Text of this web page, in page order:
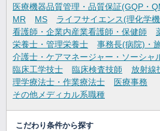
医療機器品質管理・品質保証(GQP・
MR
MS ライフサイエンス(理化学
看護師・企業内産業看護師・保健師
栄養士・管理栄養士
事務長(病院)・
介護士・ケアマネージャー・ソーシャ
臨床工学技士
臨床検査技師
放射線
理学療法士・作業療法士
医療事務
その他メディカル系職種
こだわり条件から探す